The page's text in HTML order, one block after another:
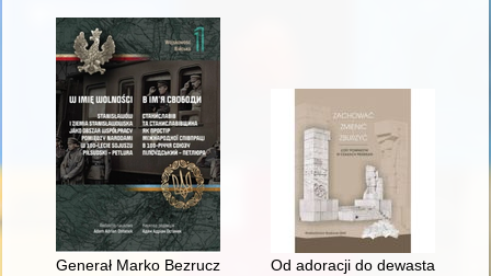
Generał Marko Bezruczko (1893-1944) - bohater dwóch
Od adoracji do dewastacji :